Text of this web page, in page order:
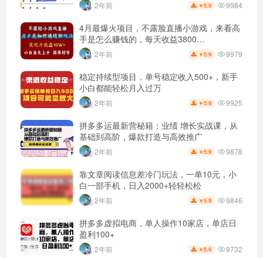
2年前 ￥5.9 9984
4月最爆火项目，不露脸直播小游戏，来看高
手是怎么赚钱的，每天收益3800…
2年前 ￥5.9 9979
稳定持续型项目，单号稳定收入500+，新手
小白都能轻松月入过万
2年前 ￥5.9 9925
拼多多运最新营秘籍：业绩 增长实战课，从
基础到高阶，爆款打造与高效推广
2年前 ￥5.9 9878
靠文章阅读信息差冷门玩法，一单10元，小
白一部手机，日入2000+轻轻松松
2年前 ￥5.9 9846
拼多多虚拟电商，单人操作10家店，单店日
盈利100+
2年前 ￥5.9 9732